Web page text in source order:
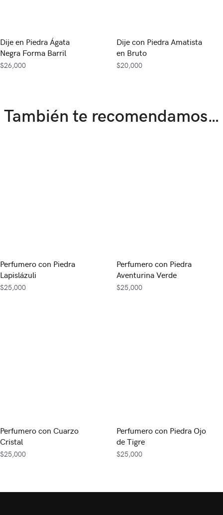
Dije en Piedra Ágata
Negra Forma Barril
$26,000
Dije con Piedra Amatista
en Bruto
$20,000
También te recomendamos…
Perfumero con Piedra
Lapislázuli
$25,000
Perfumero con Piedra
Aventurina Verde
$25,000
Perfumero con Cuarzo
Cristal
$25,000
Perfumero con Piedra Ojo
de Tigre
$25,000